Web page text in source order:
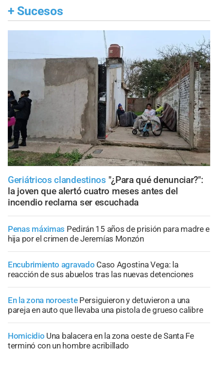
+ Sucesos
Geriátricos clandestinos "¿Para qué denunciar?":
la joven que alertó cuatro meses antes del
incendio reclama ser escuchada
Penas máximas Pedirán 15 años de prisión para madre e
hija por el crimen de Jeremías Monzón
Encubrimiento agravado Caso Agostina Vega: la
reacción de sus abuelos tras las nuevas detenciones
En la zona noroeste Persiguieron y detuvieron a una
pareja en auto que llevaba una pistola de grueso calibre
Homicidio Una balacera en la zona oeste de Santa Fe
terminó con un hombre acribillado